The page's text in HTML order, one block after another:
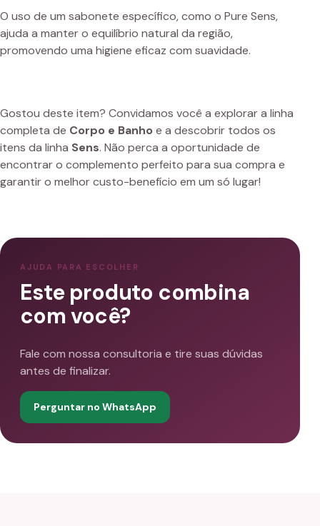
O uso de um sabonete específico, como o Pure Sens,
ajuda a manter o equilíbrio natural da região,
promovendo uma higiene eficaz com suavidade.
Gostou deste item? Convidamos você a explorar a linha
completa de Corpo e Banho e a descobrir todos os
itens da linha Sens. Não perca a oportunidade de
encontrar o complemento perfeito para sua compra e
garantir o melhor custo-benefício em um só lugar!
AJUDA PARA ESCOLHER
Este produto combina
com você?
Fale com nossa consultoria e tire suas dúvidas
antes de finalizar.
Perguntar no WhatsApp